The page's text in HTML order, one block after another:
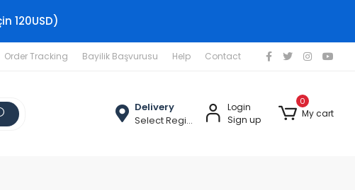
120USD)
Order Tracking Bayilik Başvurusu Help Contact
Delivery
Select Region
Login
Sign up
0
My cart